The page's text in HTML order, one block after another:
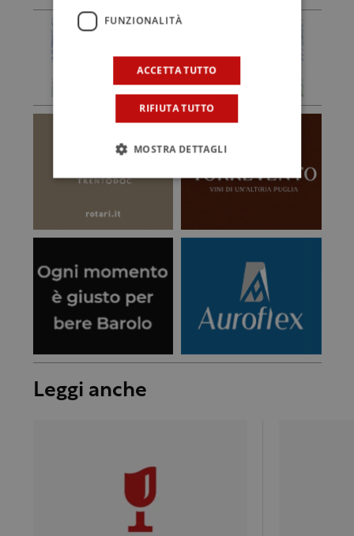
Leggi anche
FUNZIONALITÀ
ACCETTA TUTTO
RIFIUTA TUTTO
MOSTRA DETTAGLI